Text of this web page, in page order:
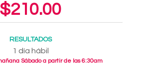
$210.00
RESULTADOS
1 día hábil
Sábado a partir de las 6:30am